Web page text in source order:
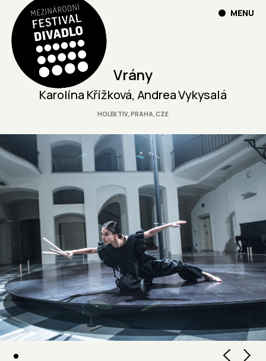
MENU
Vrány
Karolína Křížková, Andrea Vykysalá
HOLEKTIV, PRAHA, CZE